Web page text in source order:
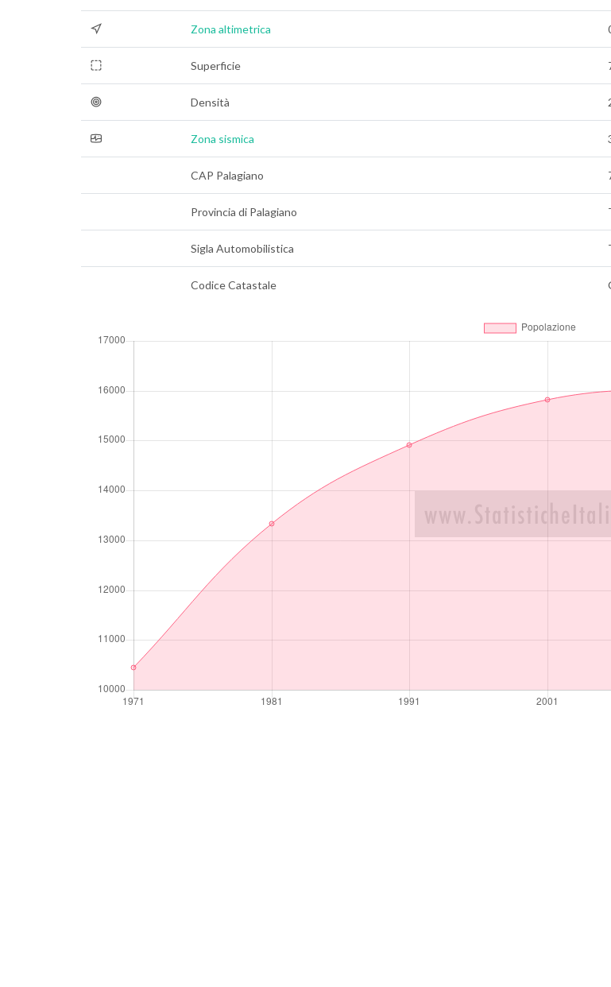
Zona altimetrica
Superficie
Densità
Zona sismica
CAP Palagiano
Provincia di Palagiano
Sigla Automobilistica
Codice Catastale